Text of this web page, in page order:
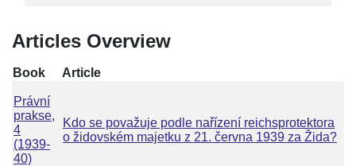
Articles Overview
Book Article
Právní
prakse,
4
(1939-
40)
Kdo se považuje podle nařízení reichsprotektora
o židovském majetku z 21. června 1939 za Žida?